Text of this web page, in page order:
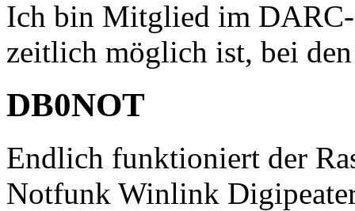
Ich bin Mitglied im DARC-
zeitlich möglich ist, bei
DB0NOT
Endlich funktioniert der
Notfunk Winlink